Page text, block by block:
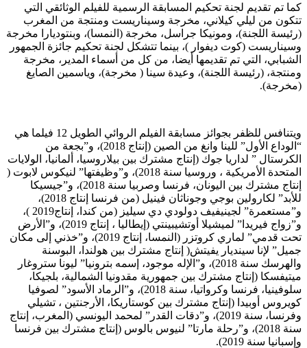
كما تم تقديم لجنة تحكيم المسابقة الرسمية للفيلم الوثائقي التي
تتكون من ليلي كيلاني، مخرجة وسيناريست ومنتجة من المغرب
(رئيسة اللجنة)، ومونيكا جراسل، مخرجة (النمسا)، وبنتوديارا مخرجة
وسيناريست (كوت ديفوار )، بينما تتشكل لجنة تحكيم جائزة الجمهور
الشبابي، التي تم تقديمها أيضا، من كل من أسماء المدير، مخرجة
ومنتجة، (رئيسة اللجنة)، وعيدة سينا ( مخرجة)، وياسمين الصايغ
(مخرجة).
ويتنافس للظفر بجوائز مسابقة الفيلم الروائي الطويل 12 فيلما هي
“الوداع الأول” للينا وانغ من الصين (إنتاج 2018)، و”بجعة من
الكرستال ” لداريا جوك (إنتاج مشترك بين بيلاروسيا، ألمانيا، الولايات
المتحدة الأمريكية ، وروسيا سنة 2018)، و”وظيفتها” لنيكوس لابوت (
إنتاج مشترك بين اليونان، فرنسا وصربيا سنة 2018)، و”جيسيكا
للأبد” لكارولين بوجي وجوناثان فينيل (من فرنسا إنتاج 2018)،
و”مستعمرة” لجينيفيف دولودي دي سيليز (من كندا، إنتاج2019 )،
و”زواج فيريدا” لميشيلا أوتشيبينتي (إيطاليا ، إنتاج 2019)، و”الأرض
تحت قدمي” لماري كروتزر (النمسا، إنتاج 2019)، و”خذني إلى مكان
جميل” لإنا سينديار يفيتش( إنتاج مشترك بين هولندا، البوسنة
والهرسك سنة 2018)، و”الإله موجود، إسمه بترونيا” ليونا ستروغار
ميتيفسكا (إنتاج مشترك بين جمهورية مقدونيا الشمالية، بلجيكا،
سلوفينيا، فرنسا وكرواتيا، سنة 2018)، و”الرماد الأسود” لصوفيا
كويروس أوبيدا (إنتاج مشترك بين كوستاريكا، الأرجنتين ، تشيلي
وفرنسا، سنة 2019)، و”دقات القدر” لمحمد اليونسي (المغرب، إنتاج
سنة 2018)، و”رحلة مارتا” لنيوس بالوس (إنتاج مشترك بين فرنسا
وإسبانيا سنة 2019).